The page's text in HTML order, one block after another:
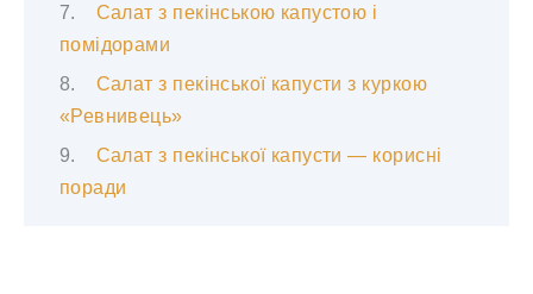
Салат з пекінською капустою і
помідорами
Салат з пекінської капусти з куркою
«Ревнивець»
Салат з пекінської капусти — корисні
поради